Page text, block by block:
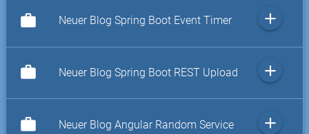
work Neuer Blog Spring Boot Event Timer add
work Neuer Blog Spring Boot REST Upload add
work Neuer Blog Angular Random Service add